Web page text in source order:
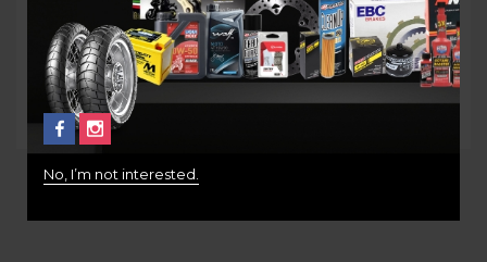
360.000
$42.000
No, I’m not interested.